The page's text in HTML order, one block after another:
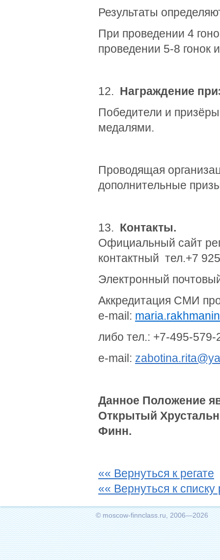
Результаты
При проведении 4
проведении 5-8 гонок
12. Награждение
Победители и
медалями.
Проводящая
дополнительные
13. Контакты.
Официальный сайт
контактный тел.+7
Электронный
Аккредитация СМИ
e-mail:
либо тел.: +7-495-579-
e-mail:
Данное Положение
Открытый
Финн.
«« Вернуться к регате
«« Вернуться к списку
© moscow-finnclass.ru, 2006—2026